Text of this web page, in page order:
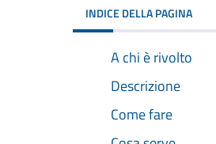
INDICE DELLA PAGINA
A chi è rivolto
Descrizione
Come fare